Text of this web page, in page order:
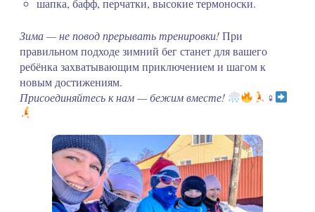
Зима — не повод прерывать тренировки!При
правильном подходе зимний бег станет для вашего
ребёнка захватывающим приключением и шагом к
новым достижениям.
Присоединяйтесь к нам — бежим вместе!
‍♀‍